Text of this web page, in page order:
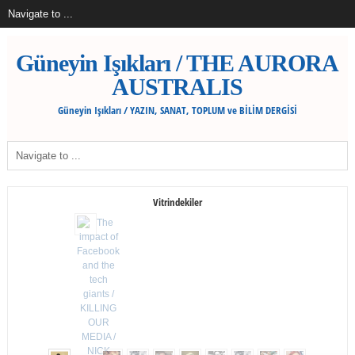
Güneyin Işıkları / THE AURORA
AUSTRALIS
Güneyin Işıkları / YAZIN, SANAT, TOPLUM ve BİLİM DERGİSİ
Vitrindekiler